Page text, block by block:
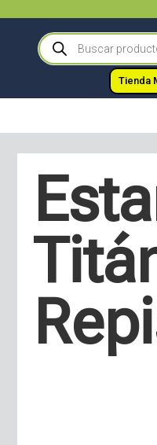
Búsqueda
de
productos
Tienda